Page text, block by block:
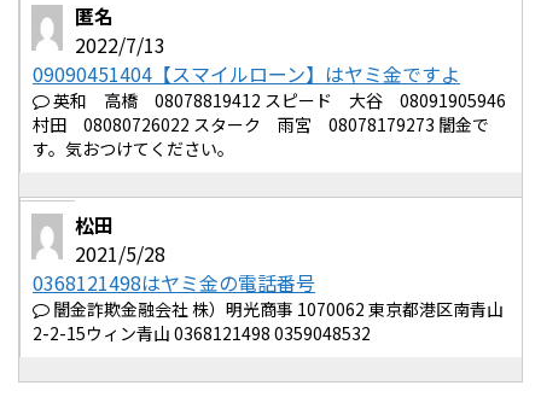
匿名
2022/7/13
09090451404【スマイルローン】はヤミ金ですよ
英和 高橋 08078819412 スピード 大谷 08091905946
村田 08080726022 スターク 雨宮 08078179273 闇金で
す。気おつけてください。
松田
2021/5/28
0368121498はヤミ金の電話番号
闇金詐欺金融会社 株）明光商事 1070062 東京都港区南青山
2-2-15ウィン青山 0368121498 0359048532